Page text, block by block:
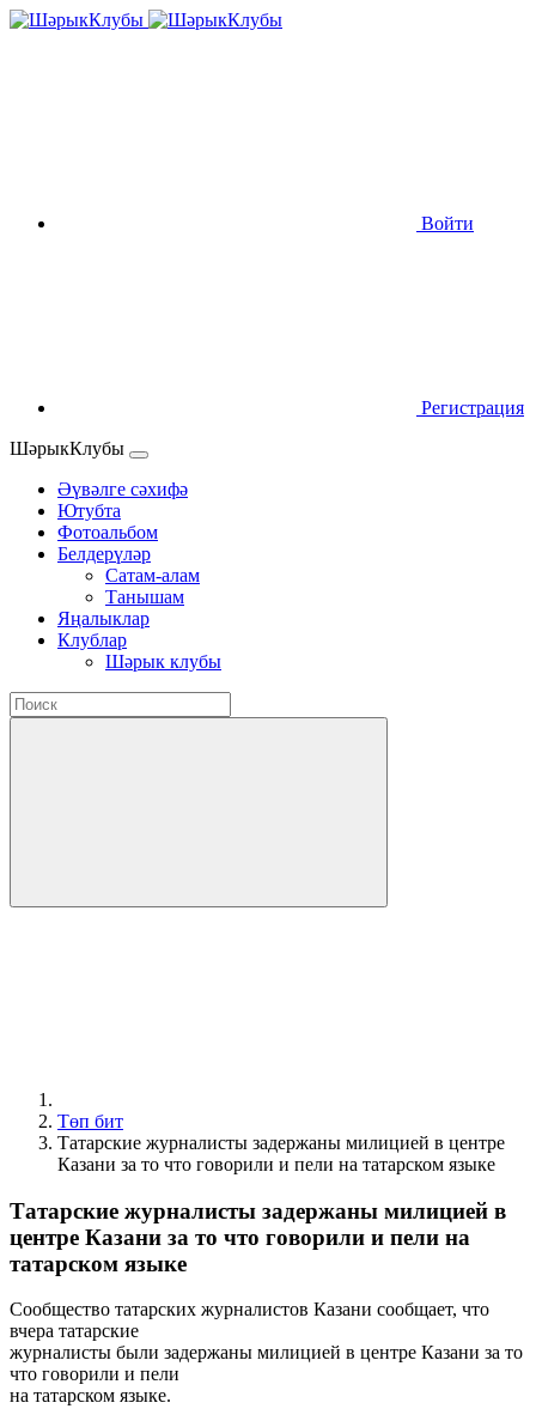
Войти
Регистрация
ШәрыкКлубы
Әүвәлге сәхифә
Ютубта
Фотоальбом
Белдерүләр
Сатам-алам
Танышам
Яңалыклар
Клублар
Шәрык клубы
Төп бит
Татарские журналисты задержаны милицией в центре
Казани за то что говорили и пели на татарском языке
Татарские журналисты задержаны милицией в
центре Казани за то что говорили и пели на
татарском языке
Сообщество татарских журналистов Казани сообщает, что
вчера татарские
журналисты были задержаны милицией в центре Казани за то
что говорили и пели
на татарском языке.